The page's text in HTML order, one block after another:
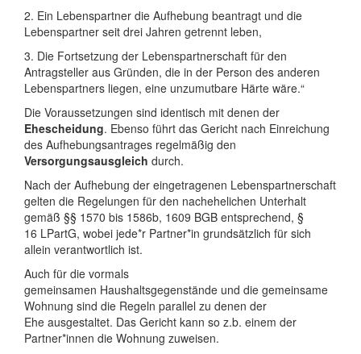
2. Ein Lebenspartner die Aufhebung beantragt und die
Lebenspartner seit drei Jahren getrennt leben,
3. Die Fortsetzung der Lebenspartnerschaft für den
Antragsteller aus Gründen, die in der Person des anderen
Lebenspartners liegen, eine unzumutbare Härte wäre.“
Die Voraussetzungen sind identisch mit denen der
Ehescheidung. Ebenso führt das Gericht nach Einreichung
des Aufhebungsantrages regelmäßig den
Versorgungsausgleich durch.
Nach der Aufhebung der eingetragenen Lebenspartnerschaft
gelten die Regelungen für den nachehelichen Unterhalt
gemäß §§ 1570 bis 1586b, 1609 BGB entsprechend, §
16 LPartG, wobei jede*r Partner*in grundsätzlich für sich
allein verantwortlich ist.
Auch für die vormals
gemeinsamen Haushaltsgegenstände und die gemeinsame
Wohnung sind die Regeln parallel zu denen der
Ehe ausgestaltet. Das Gericht kann so z.b. einem der
Partner*innen die Wohnung zuweisen.